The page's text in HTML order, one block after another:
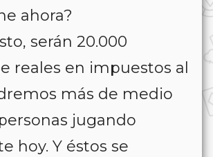
ahora?
serán 20.000
reales en impuestos al
más de medio
jugando
hoy. Y éstos se